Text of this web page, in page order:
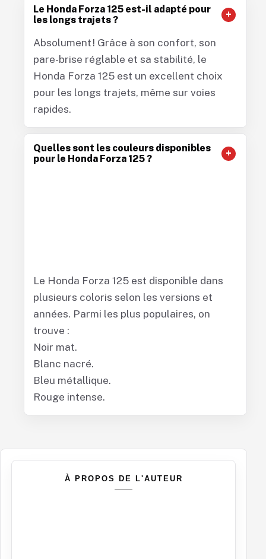
Le Honda Forza 125 est-il adapté pour
les longs trajets ?
Absolument ! Grâce à son confort, son
pare-brise réglable et sa stabilité, le
Honda Forza 125 est un excellent choix
pour les longs trajets, même sur voies
rapides.
Quelles sont les couleurs disponibles
pour le Honda Forza 125 ?
Le Honda Forza 125 est disponible dans
plusieurs coloris selon les versions et
années. Parmi les plus populaires, on
trouve :
Noir mat.
Blanc nacré.
Bleu métallique.
Rouge intense.
À PROPOS DE L'AUTEUR